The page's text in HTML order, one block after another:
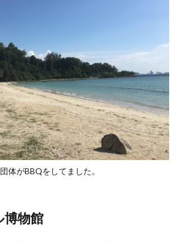
体がBBQをしてました。
博物館